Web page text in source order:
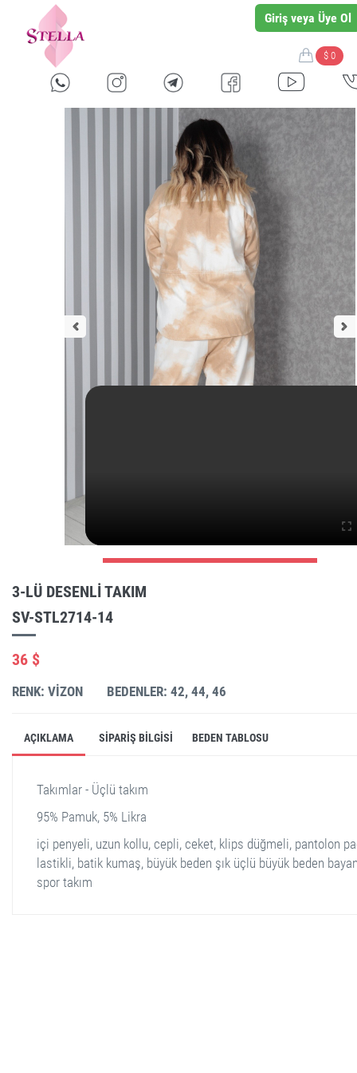
Giriş veya Üye Ol
$ 0
3-LÜ DESENLI TAKIM
SV-STL2714-14
36 $
RENK: VIZON BEDENLER: 42, 44, 46
AÇIKLAMA SIPARIŞ BILGISI BEDEN TABLOSU
Takımlar - Üçlü takım
95% Pamuk, 5% Likra
içi penyeli, uzun kollu, cepli, ceket, klips düğmeli, pantolon
lastikli, batik kumaş, büyük beden şık üçlü büyük beden
spor takım